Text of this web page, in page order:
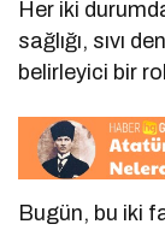
Her iki
sağlığı, sıvı
belirleyici bir
Bugün, bu iki